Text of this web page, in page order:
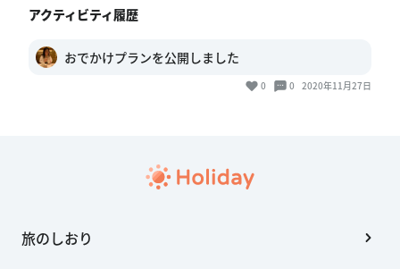
アクティビティ履歴
おでかけプランを公開しました
0 0 2020年11月27日
旅のしおり